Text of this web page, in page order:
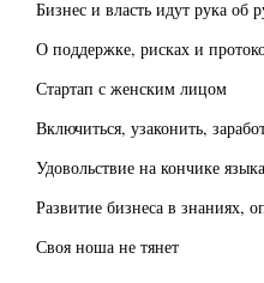
Бизнес и власть идут рука об
О поддержке, рисках и
Стартап с женским лицом
Включиться, узаконить,
Удовольствие на кончике языка
Развитие бизнеса в знаниях,
Своя ноша не тянет